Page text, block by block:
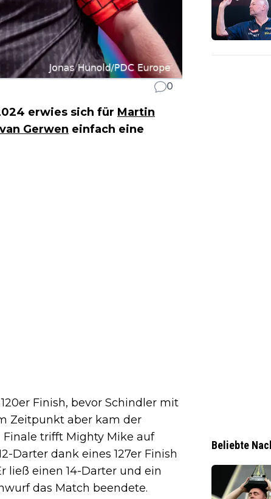
0
erwies sich für Martin
Gerwen einfach eine
Finish, bevor Schindler mit
Zeitpunkt aber kam der
trifft Mighty Mike auf
Darter dank eines 127er Finish
ließ einen 14-Darter und ein
das Match beendete.
Beliebte